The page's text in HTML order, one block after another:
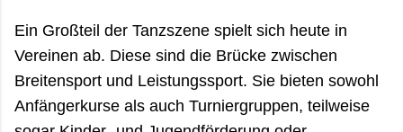
Ein Großteil der Tanzszene spielt sich heute in
Vereinen ab. Diese sind die Brücke zwischen
Breitensport und Leistungssport. Sie bieten sowohl
Anfängerkurse als auch Turniergruppen, teilweise